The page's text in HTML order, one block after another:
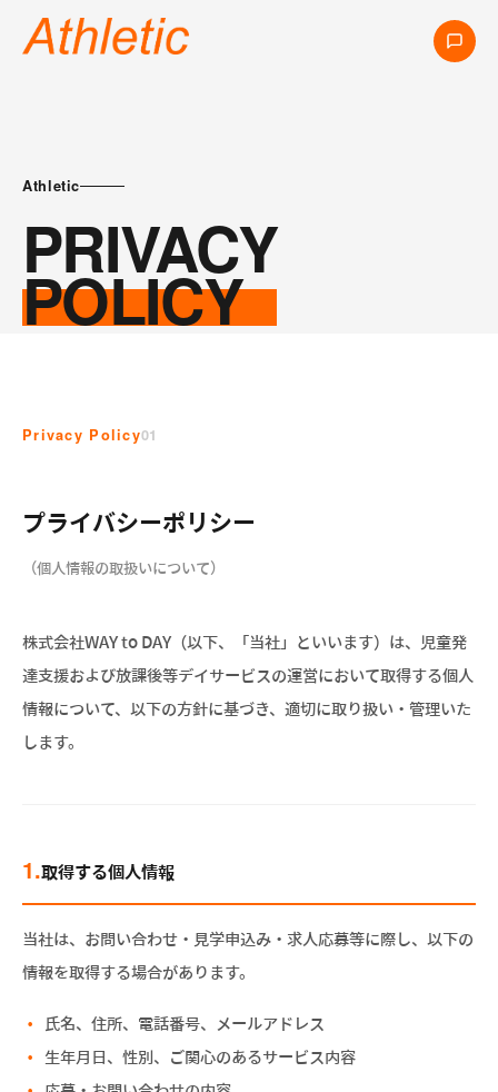
Athletic
PRIVACY
POLICY
Privacy Policy01
プライバシーポリシー
（個人情報の取扱いについて）
株式会社WAY to DAY（以下、「当社」といいます）は、児童発
達支援および放課後等デイサービスの運営において取得する個人
情報について、以下の方針に基づき、適切に取り扱い・管理いた
します。
1.取得する個人情報
当社は、お問い合わせ・見学申込み・求人応募等に際し、以下の
情報を取得する場合があります。
氏名、住所、電話番号、メールアドレス
生年月日、性別、ご関心のあるサービス内容